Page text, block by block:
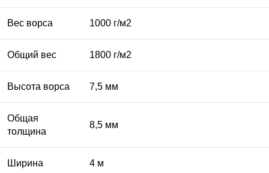
Вес ворса 1000 г/м2
Общий вес 1800 г/м2
Высота ворса 7,5 мм
Общая
толщина
8,5 мм
Ширина 4 м